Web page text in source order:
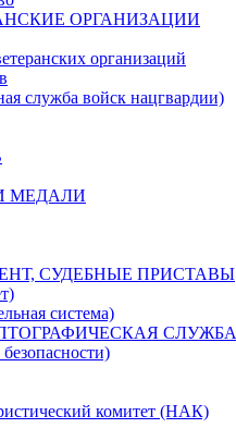
ОРГАНИЗАЦИИ
организаций
служба войск нацгвардии)
МЕДАЛИ
СУДЕБНЫЕ ПРИСТАВЫ
система)
СЛУЖБА
комитет (НАК)